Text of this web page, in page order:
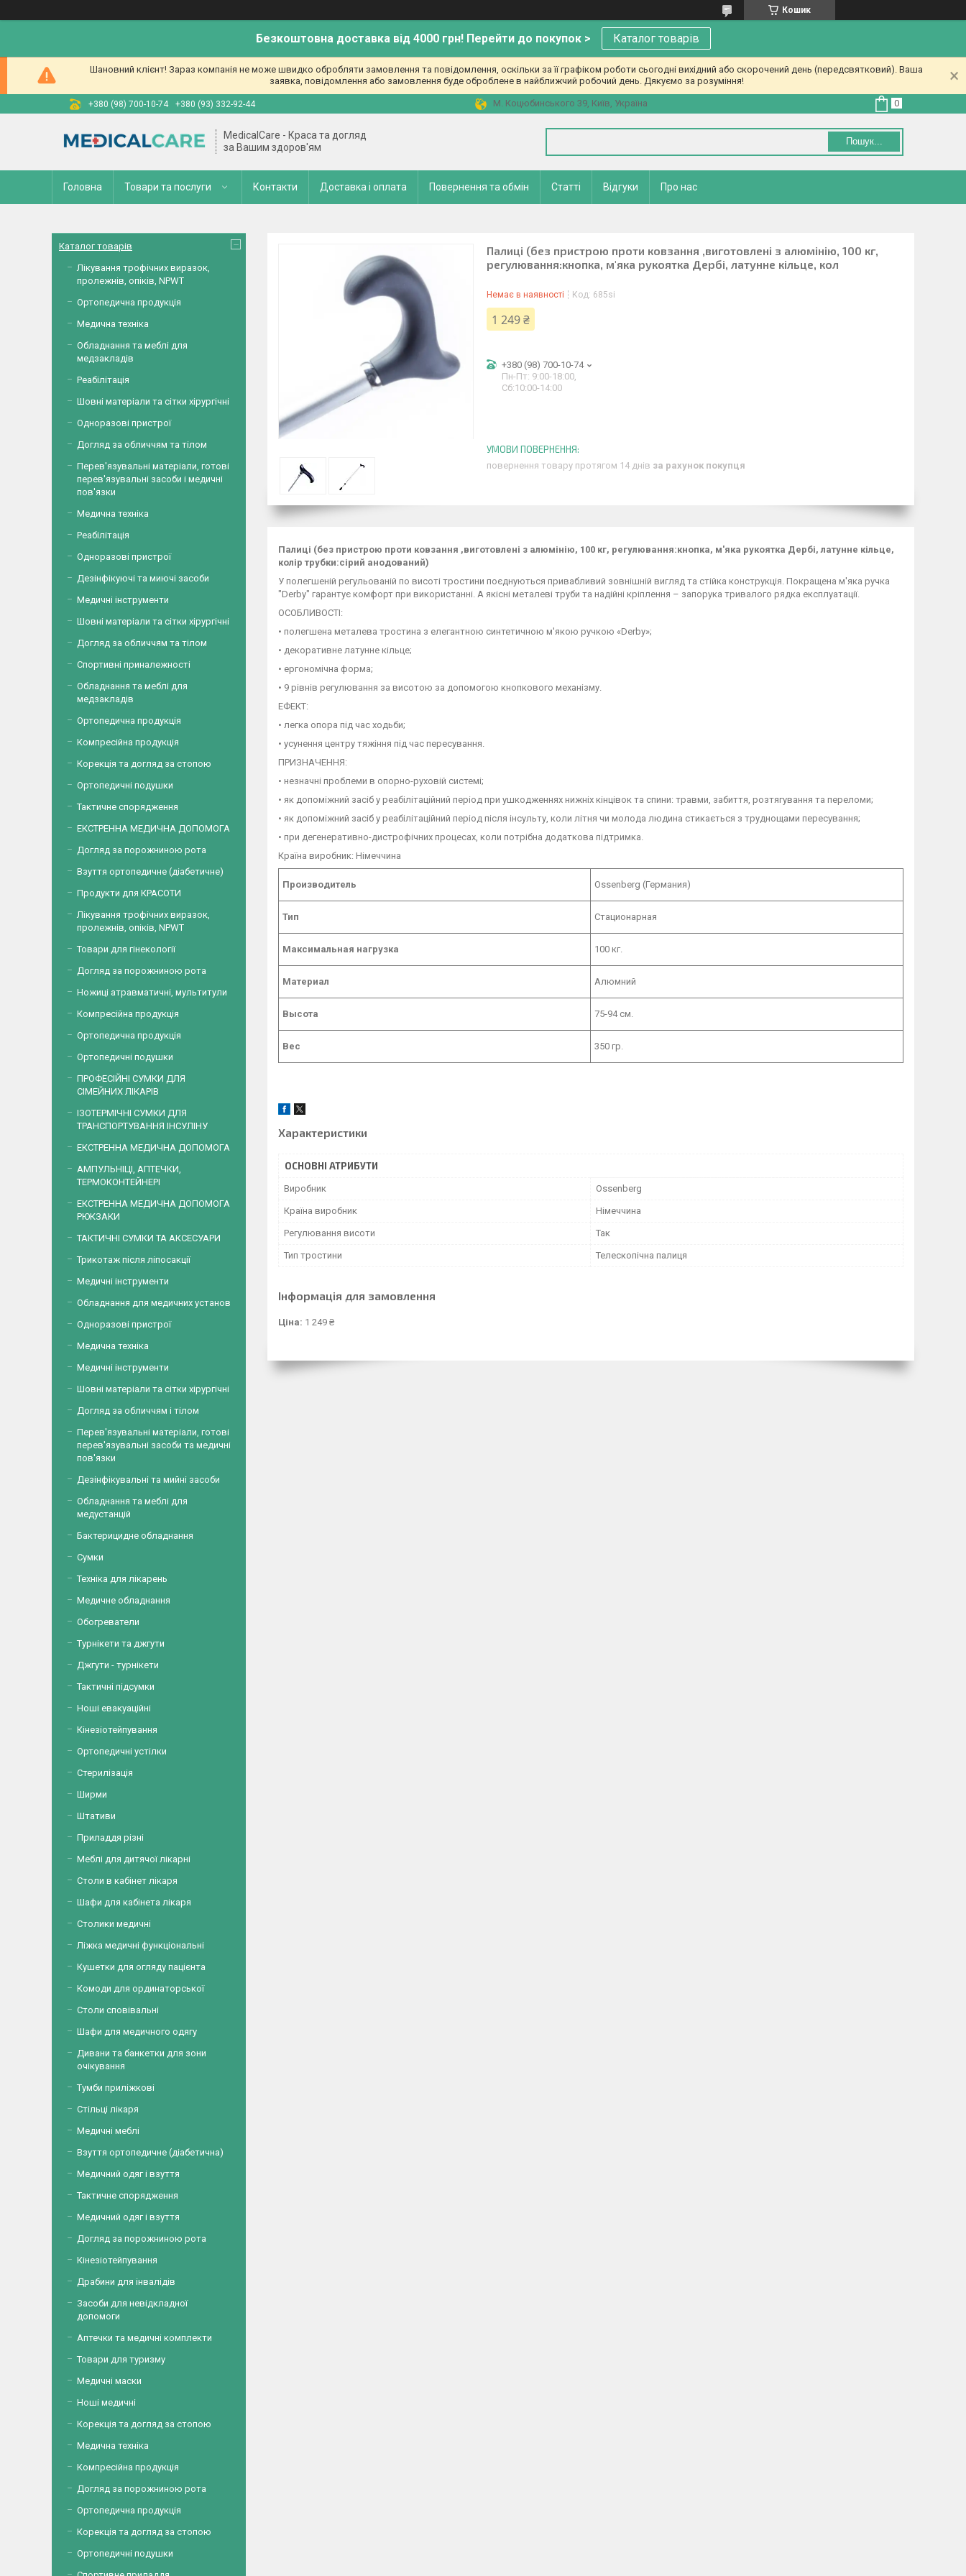
Кошик
Безкоштовна доставка від 4000 грн! Перейти до покупок > Каталог товарів
Шановний клієнт! Зараз компанія не може швидко обробляти замовлення та повідомлення, оскільки за її графіком роботи сьогодні вихідний або скорочений день (передсвятковий). Ваша
заявка, повідомлення або замовлення буде оброблене в найближчий робочий день. Дякуємо за розуміння!
+380 (98) 700-10-74 +380 (93) 332-92-44 М. Коцюбинського 39, Київ, Україна
MedicalCare - Краса та догляд
за Вашим здоров'ям
Пошук...
Головна Товари та послуги Контакти Доставка і оплата Повернення та обмін Статті Відгуки Про нас
Палиці (без пристрою проти ковзання ,виготовлені з алюмінію, 100 кг,
регулювання:кнопка, м'яка рукоятка Дербі, латунне кільце, кол
Немає в наявності Код: 685si
1 249 ₴
+380 (98) 700-10-74
Пн-Пт: 9:00-18:00,
Сб:10:00-14:00
повернення товару протягом 14 днів за рахунок покупця
Палиці (без пристрою проти ковзання ,виготовлені з алюмінію, 100 кг, регулювання:кнопка, м'яка рукоятка Дербі, латунне кільце,
колір трубки:сірий анодований)
У полегшеній регульованій по висоті тростини поєднуються привабливий зовнішній вигляд та стійка конструкція. Покращена м'яка ручка
"Derby" гарантує комфорт при використанні. А якісні металеві труби та надійні кріплення – запорука тривалого рядка експлуатації.
ОСОБЛИВОСТІ:
• полегшена металева тростина з елегантною синтетичною м'якою ручкою «Derby»;
• декоративне латунне кільце;
• ергономічна форма;
• 9 рівнів регулювання за висотою за допомогою кнопкового механізму.
ЕФЕКТ:
• легка опора під час ходьби;
• усунення центру тяжіння під час пересування.
ПРИЗНАЧЕННЯ:
• незначні проблеми в опорно-руховій системі;
• як допоміжний засіб у реабілітаційний період при ушкодженнях нижніх кінцівок та спини: травми, забиття, розтягування та переломи;
• як допоміжний засіб у реабілітаційний період після інсульту, коли літня чи молода людина стикається з труднощами пересування;
• при дегенеративно-дистрофічних процесах, коли потрібна додаткова підтримка.
Країна виробник: Німеччина
Производитель Ossenberg (Германия)
Тип Стационарная
Максимальная нагрузка 100 кг.
Материал Алюмний
Высота 75-94 см.
Вес 350 гр.
Характеристики
ОСНОВНІ АТРИБУТИ
Виробник Ossenberg
Країна виробник Німеччина
Регулювання висоти Так
Тип тростини Телескопічна палиця
Інформація для замовлення
Ціна: 1 249 ₴
Каталог товарів
Лікування трофічних виразок,
пролежнів, опіків, NPWT
Ортопедична продукція
Медична техніка
Обладнання та меблі для
медзакладів
Реабілітація
Шовні матеріали та сітки хірургічні
Одноразові пристрої
Догляд за обличчям та тілом
Перев'язувальні матеріали, готові
перев'язувальні засоби і медичні
пов'язки
Медична техніка
Реабілітація
Одноразові пристрої
Дезінфікуючі та миючі засоби
Медичні інструменти
Шовні матеріали та сітки хірургічні
Догляд за обличчям та тілом
Спортивні приналежності
Обладнання та меблі для
медзакладів
Ортопедична продукція
Компресійна продукція
Корекція та догляд за стопою
Ортопедичні подушки
Тактичне спорядження
ЕКСТРЕННА МЕДИЧНА ДОПОМОГА
Догляд за порожниною рота
Взуття ортопедичне (діабетичне)
Продукти для КРАСОТИ
Лікування трофічних виразок,
пролежнів, опіків, NPWT
Товари для гінекології
Догляд за порожниною рота
Ножиці атравматичні, мультитули
Компресійна продукція
Ортопедична продукція
Ортопедичні подушки
ПРОФЕСІЙНІ СУМКИ ДЛЯ
СІМЕЙНИХ ЛІКАРІВ
ІЗОТЕРМІЧНІ СУМКИ ДЛЯ
ТРАНСПОРТУВАННЯ ІНСУЛІНУ
ЕКСТРЕННА МЕДИЧНА ДОПОМОГА
АМПУЛЬНІЦІ, АПТЕЧКИ,
ТЕРМОКОНТЕЙНЕРІ
ЕКСТРЕННА МЕДИЧНА ДОПОМОГА
РЮКЗАКИ
ТАКТИЧНІ СУМКИ ТА АКСЕСУАРИ
Трикотаж після ліпосакції
Медичні інструменти
Обладнання для медичних установ
Одноразові пристрої
Медична техніка
Медичні інструменти
Шовні матеріали та сітки хірургічні
Догляд за обличчям і тілом
Перев'язувальні матеріали, готові
перев'язувальні засоби та медичні
пов'язки
Дезінфікувальні та мийні засоби
Обладнання та меблі для
медустанцій
Бактерицидне обладнання
Сумки
Техніка для лікарень
Медичне обладнання
Обогреватели
Турнікети та джгути
Джгути - турнікети
Тактичні підсумки
Ноші евакуаційні
Кінезіотейпування
Ортопедичні устілки
Стерилізація
Ширми
Штативи
Приладдя різні
Меблі для дитячої лікарні
Столи в кабінет лікаря
Шафи для кабінета лікаря
Столики медичні
Ліжка медичні функціональні
Кушетки для огляду пацієнта
Комоди для ординаторської
Столи сповівальні
Шафи для медичного одягу
Дивани та банкетки для зони
очікування
Тумби приліжкові
Стільці лікаря
Медичні меблі
Взуття ортопедичне (діабетична)
Медичний одяг і взуття
Тактичне спорядження
Медичний одяг і взуття
Догляд за порожниною рота
Кінезіотейпування
Драбини для інвалідів
Засоби для невідкладної
допомоги
Аптечки та медичні комплекти
Товари для туризму
Медичні маски
Ноші медичні
Корекція та догляд за стопою
Медична техніка
Компресійна продукція
Догляд за порожниною рота
Ортопедична продукція
Корекція та догляд за стопою
Ортопедичні подушки